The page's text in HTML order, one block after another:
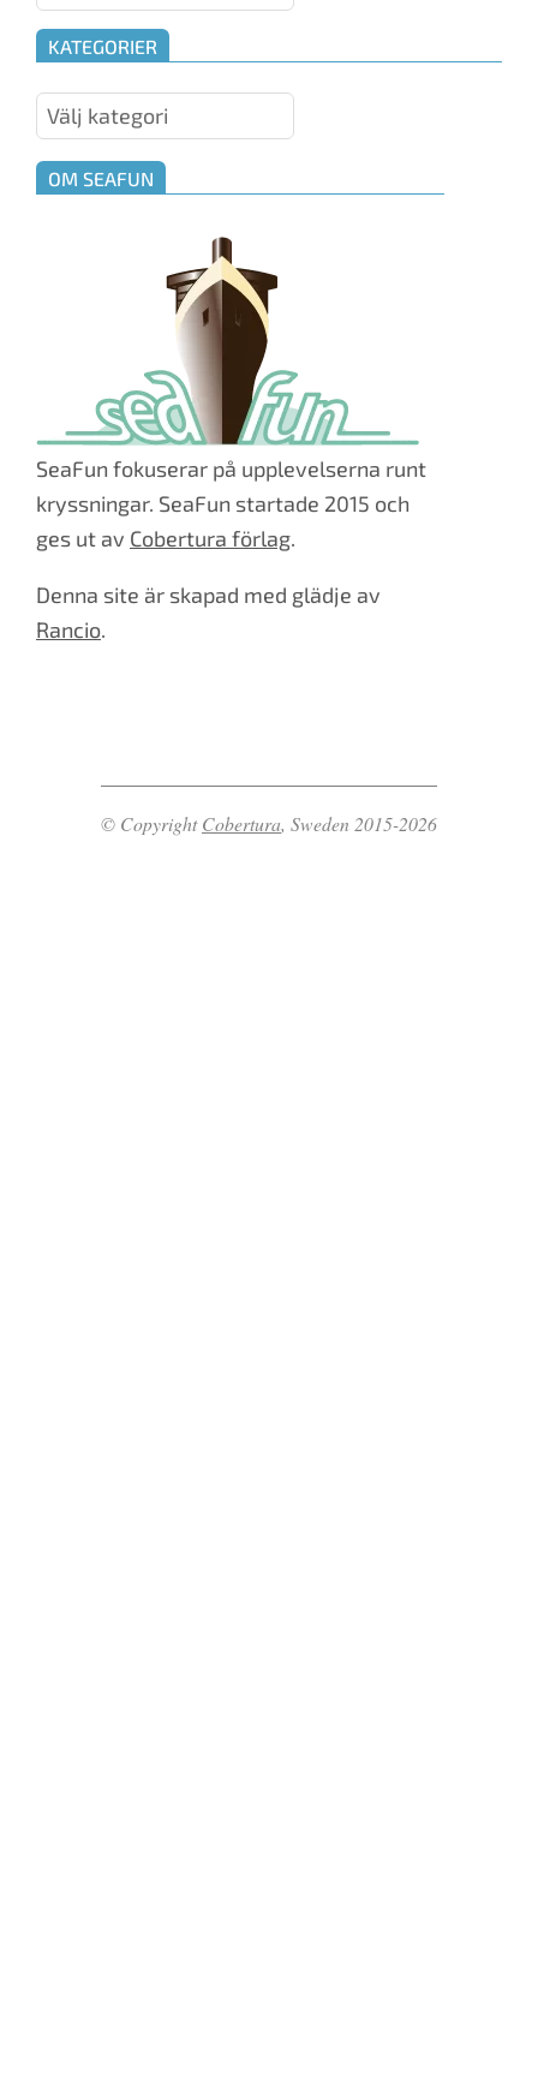
KATEGORIER
Kategorier
OM SEAFUN
SeaFun fokuserar på upplevelserna runt
kryssningar. SeaFun startade 2015 och
ges ut av Cobertura förlag.
Denna site är skapad med glädje av
Rancio.
© CopyrightCobertura, Sweden 2015-2026